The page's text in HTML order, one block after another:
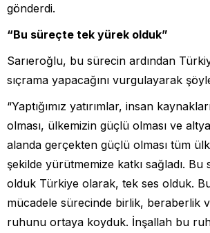
gönderdi.
“Bu süreçte tek yürek olduk”
Sarıeroğlu, bu sürecin ardından
sıçrama yapacağını vurgulayarak
“Yaptığımız yatırımlar, insan
olması, ülkemizin güçlü olması ve
alanda gerçekten güçlü olması tüm
şekilde yürütmemize katkı sağladı.
olduk Türkiye olarak, tek ses olduk.
mücadele sürecinde birlik, beraberlik
ruhunu ortaya koyduk. İnşallah bu